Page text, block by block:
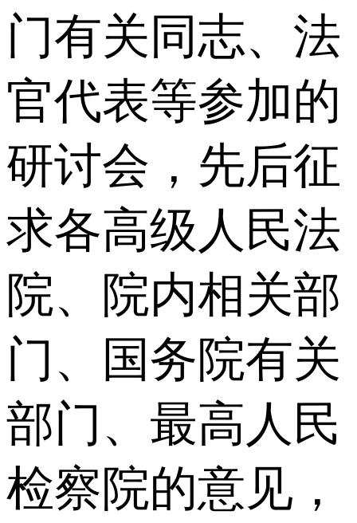
门有关同志、法
官代表等参加的
研讨会，先后征
求各高级人民法
院、院内相关部
门、国务院有关
部门、最高人民
检察院的意见，